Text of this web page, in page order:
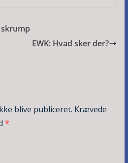
skrump
EWK: Hvad sker der?
blive publiceret. Krævede
*